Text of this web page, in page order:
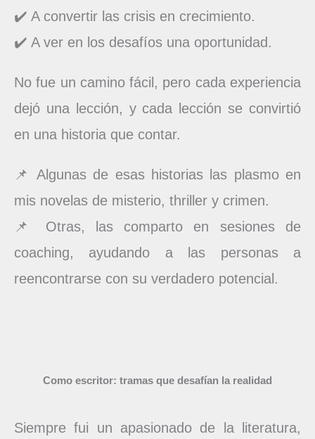
✔️ A convertir las crisis en crecimiento.
✔️ A ver en los desafíos una oportunidad.
No fue un camino fácil, pero cada experiencia
dejó una lección, y cada lección se convirtió
en una historia que contar.
📌 Algunas de esas historias las plasmo en
mis novelas de misterio, thriller y crimen.
📌 Otras, las comparto en sesiones de
coaching, ayudando a las personas a
reencontrarse con su verdadero potencial.
Como escritor: tramas que desafían la realidad
Siempre fui un apasionado de la literatura,